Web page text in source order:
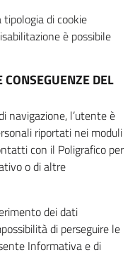
di cookie
è possibile
DEL
navigazione, l’utente è
riportati nei moduli
con il Poligrafico per
o di altre
dei dati
di perseguire le
Informativa e di